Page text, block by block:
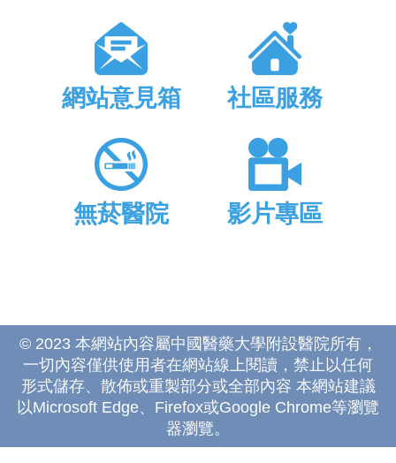
網站意見箱 社區服務
無菸醫院 影片專區
© 2023 本網站內容屬中國醫藥大學附設醫院所有，
一切內容僅供使用者在網站線上閱讀，禁止以任何
形式儲存、散佈或重製部分或全部內容 本網站建議
以Microsoft Edge、Firefox或Google Chrome等瀏覽
器瀏覽。